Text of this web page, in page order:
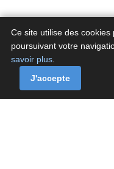
A propos
Politique de cookies de
Ce site utilise des
poursuivant votre
savoir plus
J'accepte